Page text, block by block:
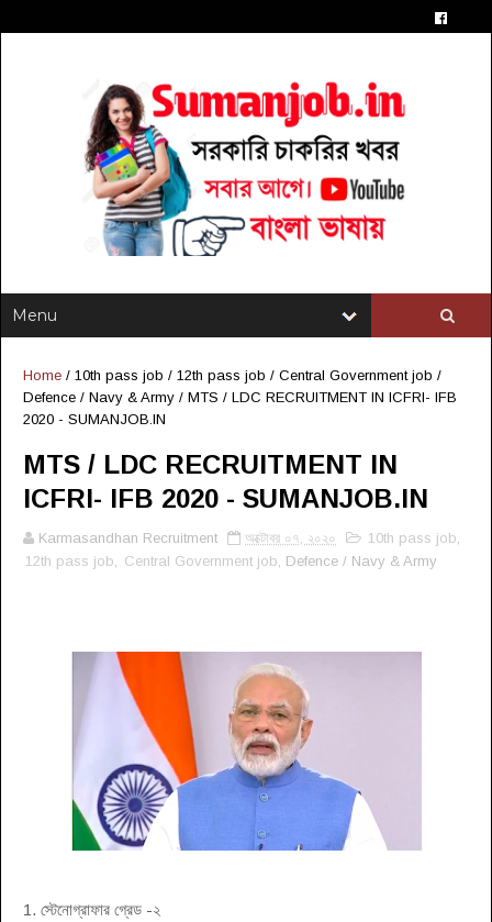
Home / 10th pass job / 12th pass job / Central Government job /
Defence / Navy & Army / MTS / LDC RECRUITMENT IN ICFRI- IFB
2020 - SUMANJOB.IN
MTS / LDC RECRUITMENT IN
ICFRI- IFB 2020 - SUMANJOB.IN
Karmasandhan Recruitment অক্টোবর ০৭, ২০২০ 10th pass job
12th pass job
Central Government job , Defence / Navy & Army
1. স্টেনোগ্রাফার গ্রেড -২